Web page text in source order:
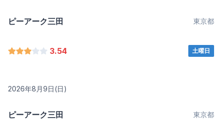
ピーアーク三田 東京都
3.54 土曜日
2026年8月9日(日)
ピーアーク三田 東京都